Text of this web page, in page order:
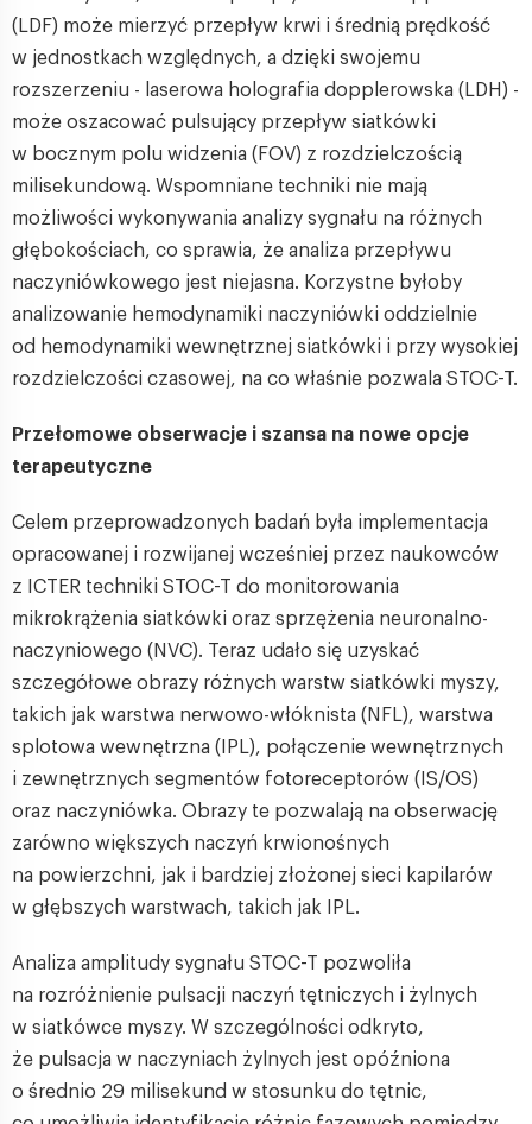
(LDF) może mierzyć przepływ krwi i średnią prędkość
w jednostkach względnych, a dzięki swojemu
rozszerzeniu - laserowa holografia dopplerowska (LDH) -
może oszacować pulsujący przepływ siatkówki
w bocznym polu widzenia (FOV) z rozdzielczością
milisekundową. Wspomniane techniki nie mają
możliwości wykonywania analizy sygnału na różnych
głębokościach, co sprawia, że analiza przepływu
naczyniówkowego jest niejasna. Korzystne byłoby
analizowanie hemodynamiki naczyniówki oddzielnie
od hemodynamiki wewnętrznej siatkówki i przy wysokiej
rozdzielczości czasowej, na co właśnie pozwala STOC-T.
Przełomowe obserwacje i szansa na nowe opcje
terapeutyczne
Celem przeprowadzonych badań była implementacja
opracowanej i rozwijanej wcześniej przez naukowców
z ICTER techniki STOC-T do monitorowania
mikrokrążenia siatkówki oraz sprzężenia neuronalno-
naczyniowego (NVC). Teraz udało się uzyskać
szczegółowe obrazy różnych warstw siatkówki myszy,
takich jak warstwa nerwowo-włóknista (NFL), warstwa
splotowa wewnętrzna (IPL), połączenie wewnętrznych
i zewnętrznych segmentów fotoreceptorów (IS/OS)
oraz naczyniówka. Obrazy te pozwalają na obserwację
zarówno większych naczyń krwionośnych
na powierzchni, jak i bardziej złożonej sieci kapilarów
w głębszych warstwach, takich jak IPL.
Analiza amplitudy sygnału STOC-T pozwoliła
na rozróżnienie pulsacji naczyń tętniczych i żylnych
w siatkówce myszy. W szczególności odkryto,
że pulsacja w naczyniach żylnych jest opóźniona
o średnio 29 milisekund w stosunku do tętnic,